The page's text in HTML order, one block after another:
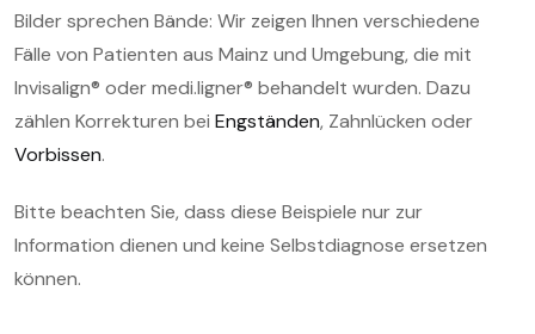
Bilder sprechen Bände: Wir zeigen Ihnen verschiedene
Fälle von Patienten aus Mainz und Umgebung, die mit
Invisalign® oder medi.ligner® behandelt wurden. Dazu
zählen Korrekturen bei Engständen, Zahnlücken oder
Vorbissen.
Bitte beachten Sie, dass diese Beispiele nur zur
Information dienen und keine Selbstdiagnose ersetzen
können.